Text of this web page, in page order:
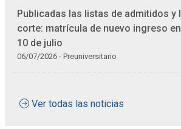
Publicadas las listas de admitidos y
corte: matrícula de nuevo ingreso
10 de julio
06/07/2026 - Preuniversitario
Ver todas las noticias